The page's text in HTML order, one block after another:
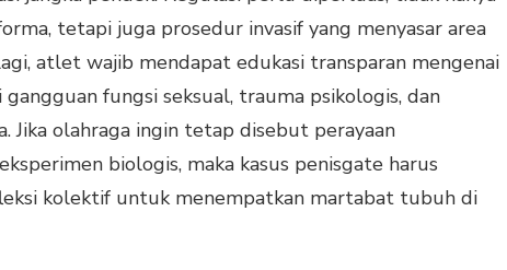
tetapi juga prosedur invasif yang menyasar area
atlet wajib mendapat edukasi transparan mengenai
fungsi seksual, trauma psikologis, dan
Jika olahraga ingin tetap disebut perayaan
biologis, maka kasus penisgate harus
kolektif untuk menempatkan martabat tubuh di